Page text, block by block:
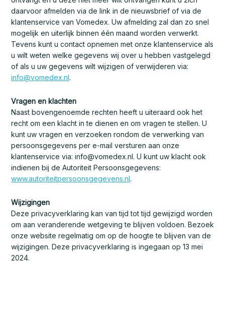
daarvoor afmelden via de link in de nieuwsbrief of via de
klantenservice van Vomedex. Uw afmelding zal dan zo snel
mogelijk en uiterlijk binnen één maand worden verwerkt.
Tevens kunt u contact opnemen met onze klantenservice als
u wilt weten welke gegevens wij over u hebben vastgelegd
of als u uw gegevens wilt wijzigen of verwijderen via:
info@vomedex.nl.
Vragen en klachten
Naast bovengenoemde rechten heeft u uiteraard ook het
recht om een klacht in te dienen en om vragen te stellen. U
kunt uw vragen en verzoeken rondom de verwerking van
persoonsgegevens per e-mail versturen aan onze
klantenservice via: info@vomedex.nl. U kunt uw klacht ook
indienen bij de Autoriteit Persoonsgegevens:
www.autoriteitpersoonsgegevens.nl.
Wijzigingen
Deze privacyverklaring kan van tijd tot tijd gewijzigd worden
om aan veranderende wetgeving te blijven voldoen. Bezoek
onze website regelmatig om op de hoogte te blijven van de
wijzigingen. Deze privacyverklaring is ingegaan op 13 mei
2024.